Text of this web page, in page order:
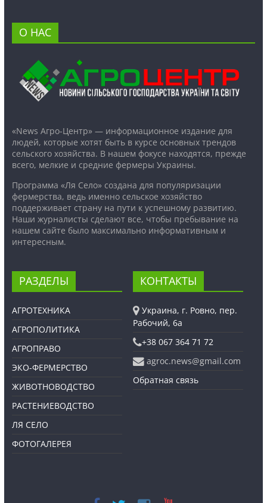
О НАС
«News Агро-Центр» — информационное издание для
людей, которые хотят быть в курсе основных трендов
сельского хозяйства. В нашем фокусе находятся, прежде
всего, мелкие и средние фермеры Украины.
Программа «Ля Село» создана для популяризации
фермерства, ведь именно сельское хозяйство
поддерживает страну на пути к успешному развитию.
Наши журналисты сделают все, чтобы пребывание на
нашем сайте было максимально информативным и
интересным.
РАЗДЕЛЫ
АГРОТЕХНИКА
АГРОПОЛИТИКА
АГРОПРАВО
ЭКО-ФЕРМЕРСТВО
ЖИВОТНОВОДСТВО
РАСТЕНИЕВОДСТВО
ЛЯ СЕЛО
ФОТОГАЛЕРЕЯ
КОНТАКТЫ
Украина, г. Ровно, пер.
Рабочий, 6а
+38 067 364 71 72
agroc.news@gmail.com
Обратная связь